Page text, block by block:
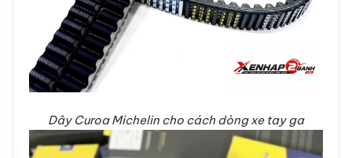
Dây Curoa Michelin cho cách dòng xe tay ga